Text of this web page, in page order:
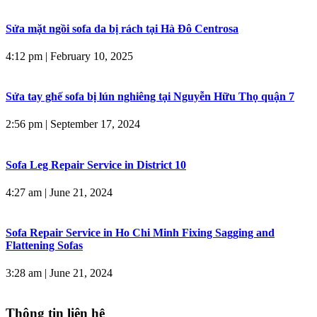
Sửa mặt ngồi sofa da bị rách tại Hà Đô Centrosa
4:12 pm | February 10, 2025
Sửa tay ghế sofa bị lún nghiêng tại Nguyễn Hữu Thọ quận 7
2:56 pm | September 17, 2024
Sofa Leg Repair Service in District 10
4:27 am | June 21, 2024
Sofa Repair Service in Ho Chi Minh Fixing Sagging and
Flattening Sofas
3:28 am | June 21, 2024
Thông tin liên hệ